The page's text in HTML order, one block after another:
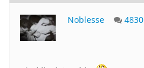
Noblesse 4830